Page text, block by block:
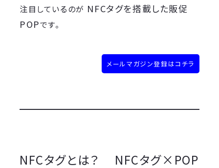
注目しているのが NFCタグを搭載した販促
POPです。
メールマガジン登録はコチラ
NFCタグとは？ NFCタグ×POP